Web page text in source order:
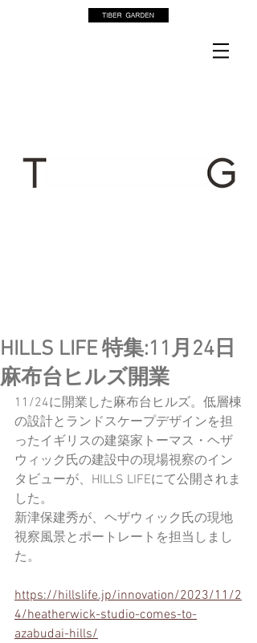
HILLS LIFE 特集:11月24日
麻布台ヒルズ開業
11/24に開業した麻布台ヒルズ。低層棟
の設計とランドスケープデザインを担
ったイギリスの建築家トーマス・ヘザ
ウィック氏の建設中の現場視察のイン
タビューが、HILLS LIFEにて公開されま
した。
新津保建秀が、ヘザウィック氏の現地
視察風景とポートレートを担当しまし
た。
https://hillslife.jp/innovation/2023/11/2
4/heatherwick-studio-comes-to-
azabudai-hills/